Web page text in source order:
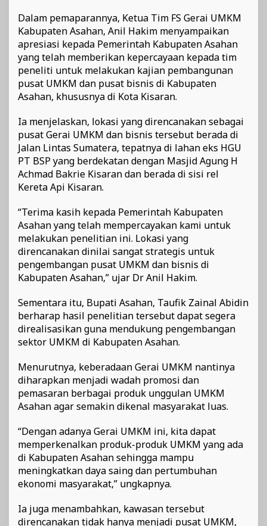
Dalam pemaparannya, Ketua Tim FS Gerai UMKM
Kabupaten Asahan, Anil Hakim menyampaikan
apresiasi kepada Pemerintah Kabupaten Asahan
yang telah memberikan kepercayaan kepada tim
peneliti untuk melakukan kajian pembangunan
pusat UMKM dan pusat bisnis di Kabupaten
Asahan, khususnya di Kota Kisaran.
Ia menjelaskan, lokasi yang direncanakan sebagai
pusat Gerai UMKM dan bisnis tersebut berada di
Jalan Lintas Sumatera, tepatnya di lahan eks HGU
PT BSP yang berdekatan dengan Masjid Agung H
Achmad Bakrie Kisaran dan berada di sisi rel
Kereta Api Kisaran.
“Terima kasih kepada Pemerintah Kabupaten
Asahan yang telah mempercayakan kami untuk
melakukan penelitian ini. Lokasi yang
direncanakan dinilai sangat strategis untuk
pengembangan pusat UMKM dan bisnis di
Kabupaten Asahan,” ujar Dr Anil Hakim.
Sementara itu, Bupati Asahan, Taufik Zainal Abidin
berharap hasil penelitian tersebut dapat segera
direalisasikan guna mendukung pengembangan
sektor UMKM di Kabupaten Asahan.
Menurutnya, keberadaan Gerai UMKM nantinya
diharapkan menjadi wadah promosi dan
pemasaran berbagai produk unggulan UMKM
Asahan agar semakin dikenal masyarakat luas.
“Dengan adanya Gerai UMKM ini, kita dapat
memperkenalkan produk-produk UMKM yang ada
di Kabupaten Asahan sehingga mampu
meningkatkan daya saing dan pertumbuhan
ekonomi masyarakat,” ungkapnya.
Ia juga menambahkan, kawasan tersebut
direncanakan tidak hanya menjadi pusat UMKM,